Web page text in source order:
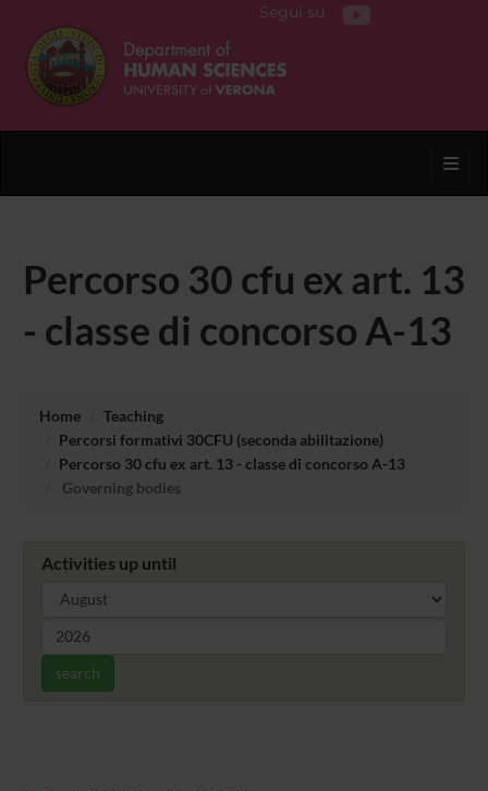
Segui su
Percorso 30 cfu ex art. 13
- classe di concorso A-13
Home
Teaching
Percorsi formativi 30CFU (seconda abilitazione)
Percorso 30 cfu ex art. 13 - classe di concorso A-13
Governing bodies
Activities up until
search